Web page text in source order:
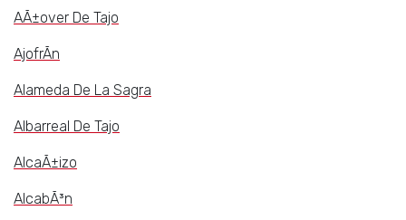
AÃ±over De Tajo
AjofrÃ­n
Alameda De La Sagra
Albarreal De Tajo
AlcaÃ±izo
AlcabÃ³n